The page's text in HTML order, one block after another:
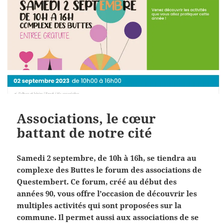
Associations, le cœur
battant de notre cité
Samedi 2 septembre, de 10h à 16h, se tiendra au
complexe des Buttes le forum des associations de
Questembert. Ce forum, créé au début des
années 90, vous offre l’occasion de découvrir les
multiples activités qui sont proposées sur la
commune. Il permet aussi aux associations de se